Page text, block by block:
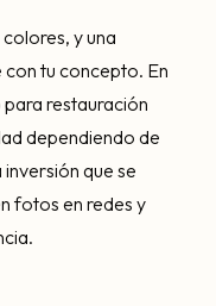
y una
tu concepto. En
restauración
dependiendo de
que se
fotos en redes y